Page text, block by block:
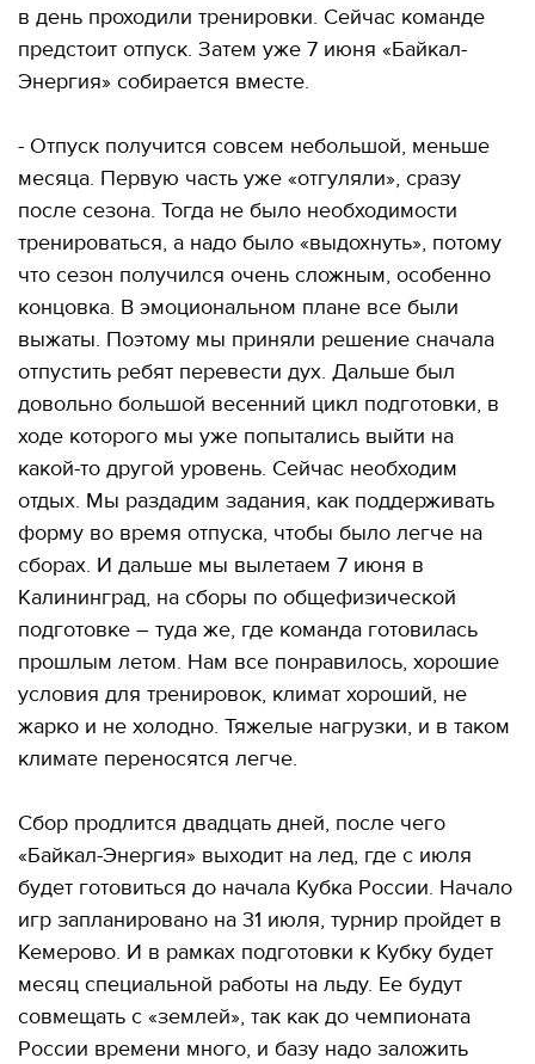
в день проходили тренировки. Сейчас команде
предстоит отпуск. Затем уже 7 июня «Байкал-
Энергия» собирается вместе.
- Отпуск получится совсем небольшой, меньше
месяца. Первую часть уже «отгуляли», сразу
после сезона. Тогда не было необходимости
тренироваться, а надо было «выдохнуть», потому
что сезон получился очень сложным, особенно
концовка. В эмоциональном плане все были
выжаты. Поэтому мы приняли решение сначала
отпустить ребят перевести дух. Дальше был
довольно большой весенний цикл подготовки, в
ходе которого мы уже попытались выйти на
какой-то другой уровень. Сейчас необходим
отдых. Мы раздадим задания, как поддерживать
форму во время отпуска, чтобы было легче на
сборах. И дальше мы вылетаем 7 июня в
Калининград, на сборы по общефизической
подготовке – туда же, где команда готовилась
прошлым летом. Нам все понравилось, хорошие
условия для тренировок, климат хороший, не
жарко и не холодно. Тяжелые нагрузки, и в таком
климате переносятся легче.
Сбор продлится двадцать дней, после чего
«Байкал-Энергия» выходит на лед, где с июля
будет готовиться до начала Кубка России. Начало
игр запланировано на 31 июля, турнир пройдет в
Кемерово. И в рамках подготовки к Кубку будет
месяц специальной работы на льду. Ее будут
совмещать с «землей», так как до чемпионата
России времени много, и базу надо заложить